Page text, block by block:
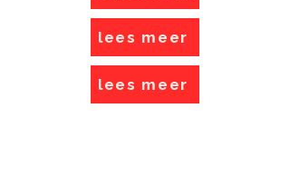
lees meer
lees meer